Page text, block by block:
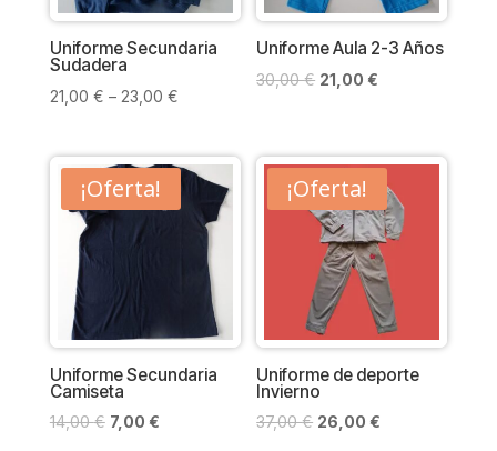
Uniforme Secundaria
Sudadera
21,00 € – 23,00 €
Uniforme Aula 2-3 Años
30,00€ El
era:
30,00 €.
21,00 €
es:
21,00 €.
¡Oferta!
Uniforme Secundaria
Camiseta
14,00€ El
7,00 €El
¡Oferta!
Uniforme de deporte
Invierno
37,00€ El
26,00 €